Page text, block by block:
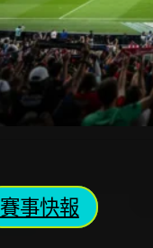
賽事快報